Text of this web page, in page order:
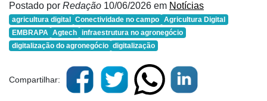
Postado por Redação 10/06/2026 em Notícias
agricultura digital Conectividade no campo Agricultura Digital
EMBRAPA Agtech infraestrutura no agronegócio
digitalização do agronegócio digitalização
Compartilhar: